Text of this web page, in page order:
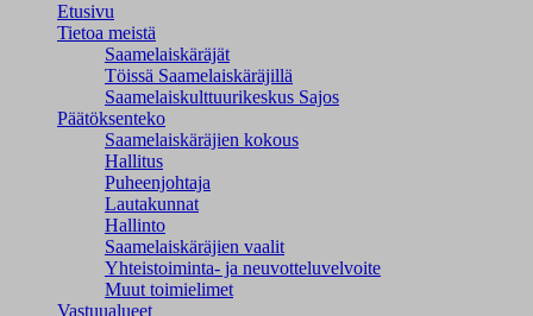
Etusivu
Tietoa meistä
Saamelaiskäräjät
Töissä Saamelaiskäräjillä
Saamelaiskulttuuri­keskus Sajos
Päätöksenteko
Saamelaiskäräjien kokous
Hallitus
Puheenjohtaja
Lautakunnat
Hallinto
Saamelaiskäräjien vaalit
Yhteistoiminta- ja neuvotteluvelvoite
Muut toimielimet
Vastuualueet